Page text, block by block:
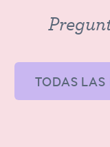
TODAS LAS